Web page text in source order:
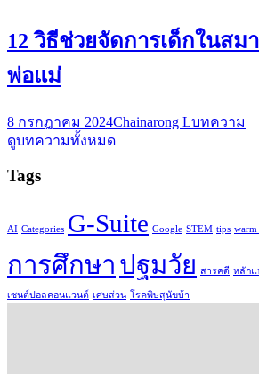
12 วิธีช่วยจัดการเด็กในสม
พ่อแม่
8 กรกฎาคม 2024Chainarong Lบทความ
ดูบทความทั้งหมด
Tags
AI Categories G-Suite Google STEM tips warm
การศึกษา ปฐมวัย สารคดี หลักแ
เซนต์ปอลคอนแวนต์ เศษส่วน โรคพิษสุนัขบ้า